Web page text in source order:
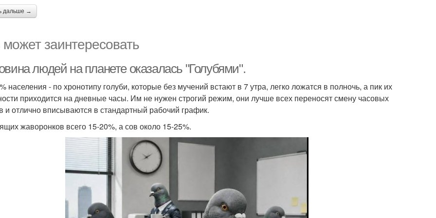
дальше →
заинтересовать
людей на планете оказалась "Голубями".
населения - по хронотипу голуби, которые без мучений встают в 7 утра, легко ложатся в полночь, а пик их
приходится на дневные часы. Им не нужен строгий режим, они лучше всех переносят смену часовых
и отлично вписываются в стандартный рабочий график.
жаворонков всего 15-20%, а сов около 15-25%.